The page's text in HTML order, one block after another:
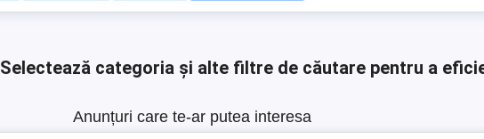
Selectează categoria și alte filtre de căutare pentru a
Anunțuri care te-ar putea interesa